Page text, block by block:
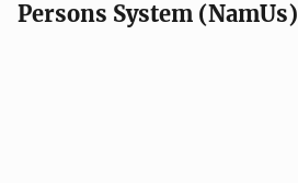
Persons System (NamUs)